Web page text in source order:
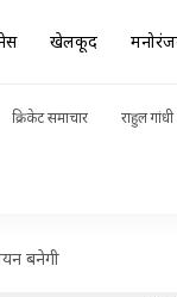
खेलकूद
क्रिकेट समाचार राहुल गांधी
बनेगी